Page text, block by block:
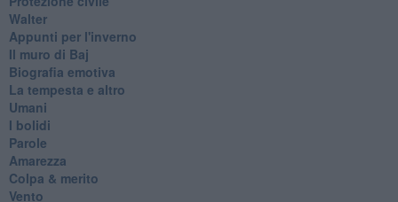
Walter
Appunti per l'inverno
Il muro di Baj
Biografia emotiva
La tempesta e altro
Umani
I bolidi
Parole
Amarezza
Colpa & merito
Vento